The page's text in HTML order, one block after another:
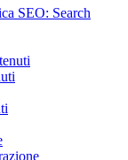
SEO: Search